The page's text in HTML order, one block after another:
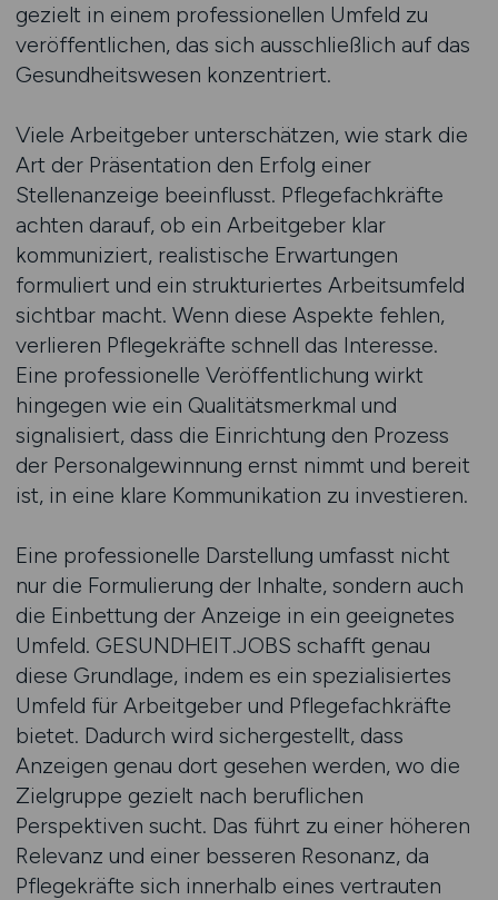
gezielt in einem professionellen Umfeld zu
veröffentlichen, das sich ausschließlich auf das
Gesundheitswesen konzentriert.
Viele Arbeitgeber unterschätzen, wie stark die
Art der Präsentation den Erfolg einer
Stellenanzeige beeinflusst. Pflegefachkräfte
achten darauf, ob ein Arbeitgeber klar
kommuniziert, realistische Erwartungen
formuliert und ein strukturiertes Arbeitsumfeld
sichtbar macht. Wenn diese Aspekte fehlen,
verlieren Pflegekräfte schnell das Interesse.
Eine professionelle Veröffentlichung wirkt
hingegen wie ein Qualitätsmerkmal und
signalisiert, dass die Einrichtung den Prozess
der Personalgewinnung ernst nimmt und bereit
ist, in eine klare Kommunikation zu investieren.
Eine professionelle Darstellung umfasst nicht
nur die Formulierung der Inhalte, sondern auch
die Einbettung der Anzeige in ein geeignetes
Umfeld. GESUNDHEIT.JOBS schafft genau
diese Grundlage, indem es ein spezialisiertes
Umfeld für Arbeitgeber und Pflegefachkräfte
bietet. Dadurch wird sichergestellt, dass
Anzeigen genau dort gesehen werden, wo die
Zielgruppe gezielt nach beruflichen
Perspektiven sucht. Das führt zu einer höheren
Relevanz und einer besseren Resonanz, da
Pflegekräfte sich innerhalb eines vertrauten